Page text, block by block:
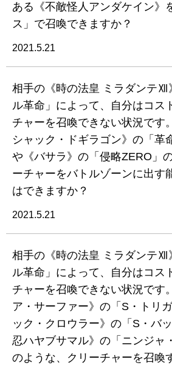
ある《不敵怪人アンダケイン》
ス」で召喚できますか？
2021.5.21
相手の《時の法皇 ミラダンテⅫ
ル革命」によって、自分はコス
チャーを召喚できない状況です
シャック・ドギラゴン》の「革
や《バサラ》の「侵略ZERO」
ーチャーをバトルゾーンに出す
はできますか？
2021.5.21
相手の《時の法皇 ミラダンテⅫ
ル革命」によって、自分はコス
チャーを召喚できない状況です
ア・サーファー》の「S・トリ
ック・クロウラー》の「S・バ
忍ハヤブサマル》の「ニンジャ
のような、クリーチャーを召喚